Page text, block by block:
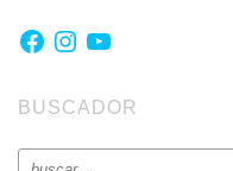
Facebook
Instagram
YouTube
BUSCADOR